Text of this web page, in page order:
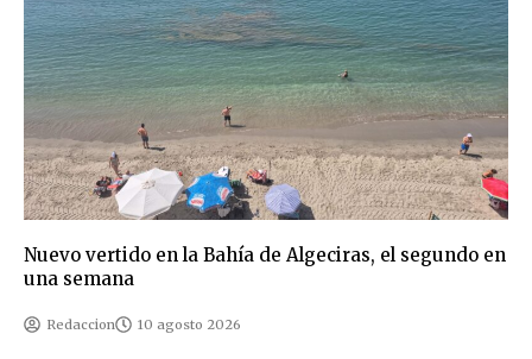
Nuevo vertido en la Bahía de Algeciras, el segundo en
una semana
Redaccion 10 agosto 2026